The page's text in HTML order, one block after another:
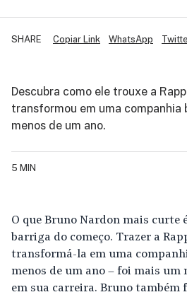
Copiar Link WhatsApp
SHARE
Descubra como ele trouxe a
transformou em uma companhia
menos de um ano.
5 MIN
O que Bruno Nardon mais curte
barriga do começo. Trazer a
transformá-la em uma
menos de um ano – foi mais um
em sua carreira. Bruno também